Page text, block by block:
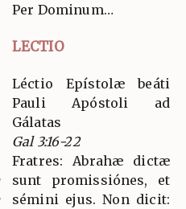
Per Dominum…
LECTIO
Léctio Epístolæ beáti
Pauli Apóstoli ad
Gálatas
Gal 3:16-22
Fratres: Abrahæ dictæ
sunt promissiónes, et
sémini ejus. Non dicit: